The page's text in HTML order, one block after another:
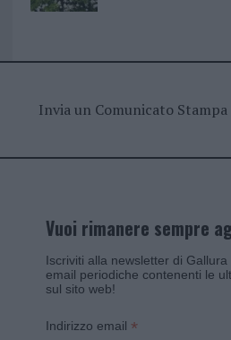
Invia un Comunicato Stampa
Vuoi rimanere sempre
Iscriviti alla newsletter di
email periodiche contenenti le
sul sito web!
Indirizzo email *